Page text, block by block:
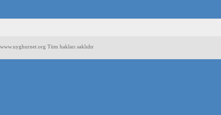
www.uyghurnet.org Tüm hakları saklıdır